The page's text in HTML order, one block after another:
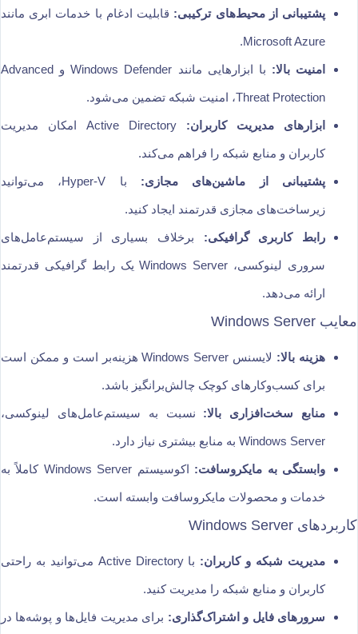
پشتیبانی از محیط‌های ترکیبی: قابلیت ادغام با خدمات ابری مانند
Microsoft Azure.
امنیت بالا: با ابزارهایی مانند Windows Defender و Advanced
Threat Protection، امنیت شبکه تضمین می‌شود.
ابزارهای مدیریت کاربران: Active Directory امکان مدیریت
کاربران و منابع شبکه را فراهم می‌کند.
پشتیبانی از ماشین‌های مجازی: با Hyper-V، می‌توانید
زیرساخت‌های مجازی قدرتمند ایجاد کنید.
رابط کاربری گرافیکی: برخلاف بسیاری از سیستم‌عامل‌های
سروری لینوکسی، Windows Server یک رابط گرافیکی قدرتمند
ارائه می‌دهد.
معایب Windows Server
هزینه بالا: لایسنس Windows Server هزینه‌بر است و ممکن است
برای کسب‌وکارهای کوچک چالش‌برانگیز باشد.
منابع سخت‌افزاری بالا: نسبت به سیستم‌عامل‌های لینوکسی،
Windows Server به منابع بیشتری نیاز دارد.
وابستگی به مایکروسافت: اکوسیستم Windows Server کاملاً به
خدمات و محصولات مایکروسافت وابسته است.
کاربردهای Windows Server
مدیریت شبکه و کاربران: با Active Directory می‌توانید به راحتی
کاربران و منابع شبکه را مدیریت کنید.
سرورهای فایل و اشتراک‌گذاری: برای مدیریت فایل‌ها و پوشه‌ها در